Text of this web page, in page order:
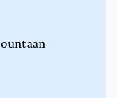
aan